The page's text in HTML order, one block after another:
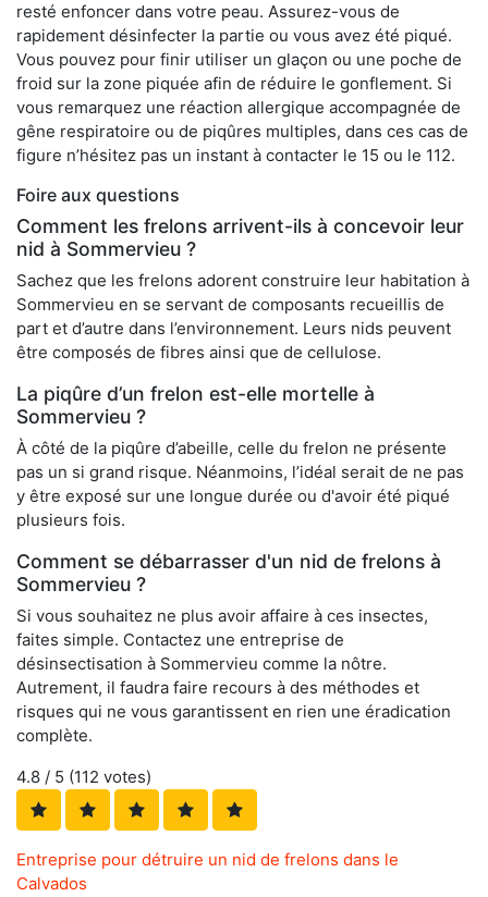
resté enfoncer dans votre peau. Assurez-vous de
rapidement désinfecter la partie ou vous avez été piqué.
Vous pouvez pour finir utiliser un glaçon ou une poche de
froid sur la zone piquée afin de réduire le gonflement. Si
vous remarquez une réaction allergique accompagnée de
gêne respiratoire ou de piqûres multiples, dans ces cas de
figure n’hésitez pas un instant à contacter le 15 ou le 112.
Foire aux questions
Comment les frelons arrivent-ils à concevoir leur
nid à Sommervieu ?
Sachez que les frelons adorent construire leur habitation à
Sommervieu en se servant de composants recueillis de
part et d’autre dans l’environnement. Leurs nids peuvent
être composés de fibres ainsi que de cellulose.
La piqûre d’un frelon est-elle mortelle à
Sommervieu ?
À côté de la piqûre d’abeille, celle du frelon ne présente
pas un si grand risque. Néanmoins, l’idéal serait de ne pas
y être exposé sur une longue durée ou d'avoir été piqué
plusieurs fois.
Comment se débarrasser d'un nid de frelons à
Sommervieu ?
Si vous souhaitez ne plus avoir affaire à ces insectes,
faites simple. Contactez une entreprise de
désinsectisation à Sommervieu comme la nôtre.
Autrement, il faudra faire recours à des méthodes et
risques qui ne vous garantissent en rien une éradication
complète.
4.8 / 5 (112 votes)
Entreprise pour détruire un nid de frelons dans le
Calvados